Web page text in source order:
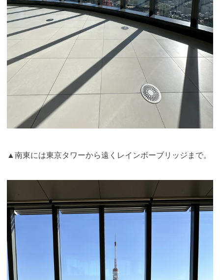
▲南東には東京タワーから遠くレインボーブリッジまで。